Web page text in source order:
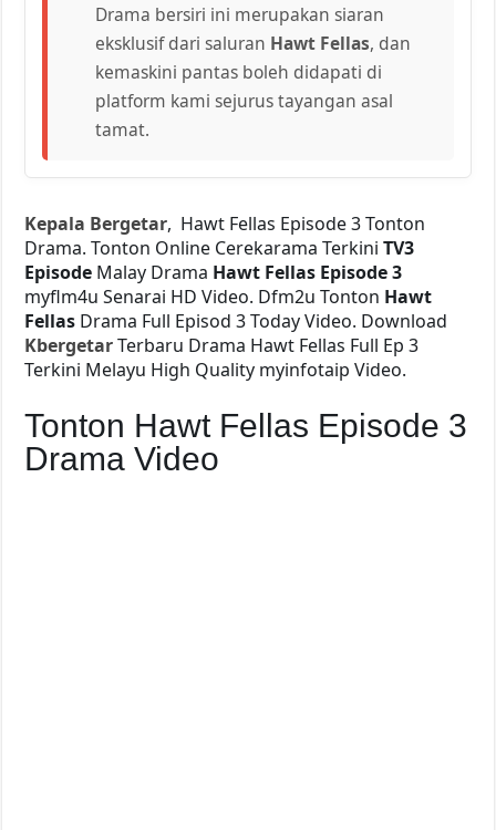
Drama bersiri ini merupakan siaran
eksklusif dari saluran Hawt Fellas, dan
kemaskini pantas boleh didapati di
platform kami sejurus tayangan asal
tamat.
Kepala Bergetar, Hawt Fellas Episode 3 Tonton
Drama. Tonton Online Cerekarama TerkiniTV3
Episode Malay Drama Hawt Fellas Episode 3
myflm4u Senarai HD Video. Dfm2u Tonton Hawt
Fellas Drama Full Episod 3 Today Video. Download
KbergetarTerbaru Drama Hawt Fellas Full Ep 3
Terkini Melayu High Quality myinfotaip Video.
Tonton Hawt Fellas Episode 3
Drama Video